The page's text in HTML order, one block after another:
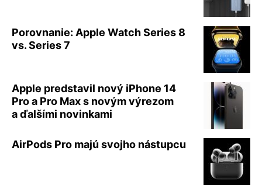
Porovnanie: Apple Watch Series 8
vs. Series 7
Apple predstavil nový iPhone 14
Pro a Pro Max s novým výrezom
a ďalšími novinkami
AirPods Pro majú svojho nástupcu